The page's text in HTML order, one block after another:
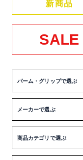
新商品
SALE
パーム・グリップで選ぶ
メーカーで選ぶ
商品カテゴリで選ぶ